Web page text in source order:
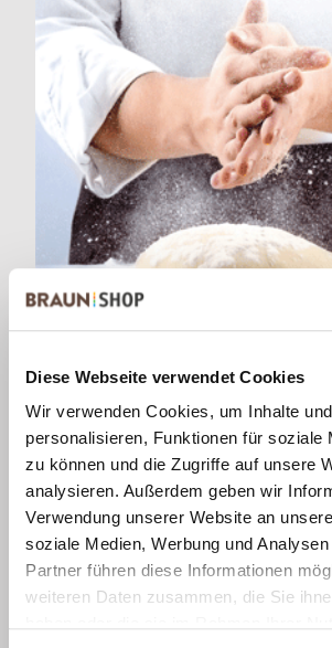
Diese Webseite verwendet Cookies
Wir verwenden Cookies, um Inhalte
personalisieren, Funktionen für soziale
zu können und die Zugriffe auf unsere
analysieren. Außerdem geben wir
Verwendung unserer Website an
soziale Medien, Werbung und
Partner führen diese Informationen
weiteren Daten zusammen, die Sie
Gebäck Retter